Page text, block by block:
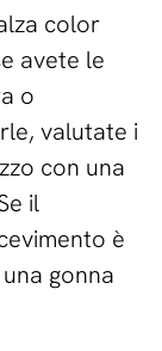
color
avete le
o
valutate i
con una
il
è
gonna